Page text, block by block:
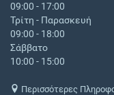
09:00 - 17:00
Τρίτη - Παρασκευή
09:00 - 18:00
Σάββατο
10:00 - 15:00
Περισσότερες